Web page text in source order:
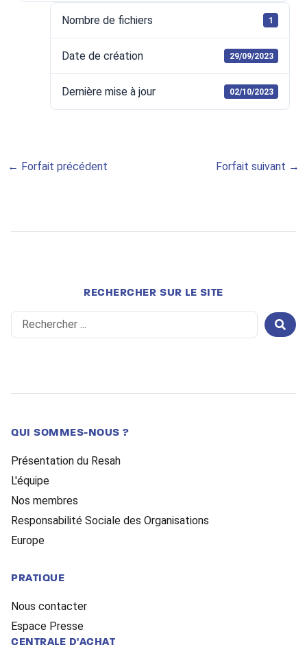
Nombre de fichiers 1
Date de création 29/09/2023
Dernière mise à jour 02/10/2023
← Forfait précédent Forfait suivant →
RECHERCHER SUR LE SITE
Search
...
QUI SOMMES-NOUS ?
Présentation du Resah
L'équipe
Nos membres
Responsabilité Sociale des Organisations
Europe
PRATIQUE
Nous contacter
Espace Presse
CENTRALE D'ACHAT